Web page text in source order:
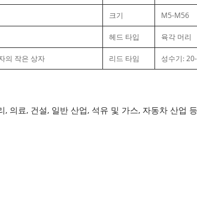
크기 M5-M56
헤드 타입 육각 머리
의 작은 상자 리드 타임 성수기:
, 의료, 건설, 일반 산업, 석유 및 가스, 자동차 산업